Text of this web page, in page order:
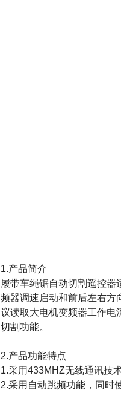
1.产品简介
履带车绳锯自动切割遥控
频器调速启动和前后左右方
议读取大电机变频器工作电
切割功能。
2.产品功能特点
1.采用433MHZ无线通讯技
2.采用自动跳频功能，同时